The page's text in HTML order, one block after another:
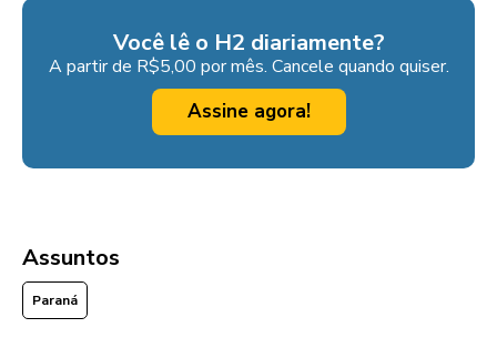
Você lê o H2 diariamente?
A partir de R$5,00 por mês. Cancele quando quiser.
Assine agora!
Assuntos
Paraná